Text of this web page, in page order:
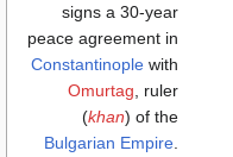
signs a 30-year
peace agreement in
Constantinoplewith
Omurtag , ruler
(khan) of the
Bulgarian Empire.